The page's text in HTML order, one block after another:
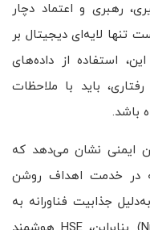
رهبری و اعتماد دچار
تنها لایه‌ای دیجیتال بر
استفاده از داده‌های
باید با ملاحظات
باشد.
ایمنی نشان می‌دهد که
که در خدمت اهداف روشن
جذابیت فناورانه به